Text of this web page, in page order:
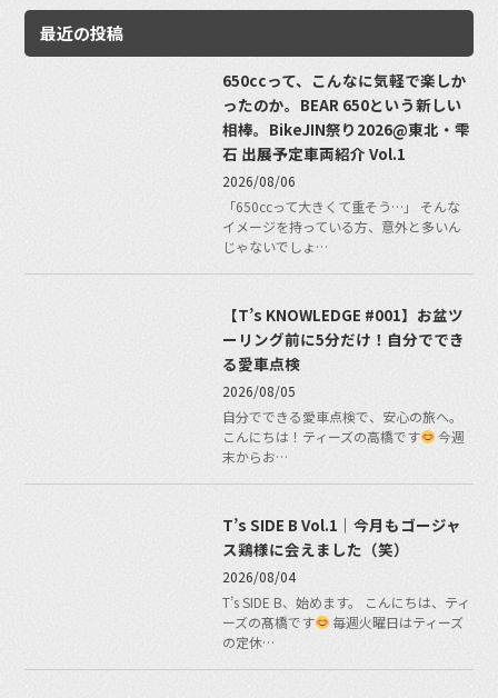
最近の投稿
650ccって、こんなに気軽で楽しか
ったのか。BEAR 650という新しい
相棒。BikeJIN祭り2026@東北・雫
石 出展予定車両紹介 Vol.1
2026/08/06
「650ccって大きくて重そう…」 そんな
イメージを持っている方、意外と多いん
じゃないでしょ…
【T’s KNOWLEDGE #001】お盆ツ
ーリング前に5分だけ！自分ででき
る愛車点検
2026/08/05
自分でできる愛車点検で、安心の旅へ。
こんにちは！ティーズの高橋です
今週
末からお…
T’s SIDE B Vol.1｜今月もゴージャ
ス鶏様に会えました（笑）
2026/08/04
T’s SIDE B、始めます。 こんにちは、ティ
ーズの髙橋です
毎週火曜日はティーズ
の定休…